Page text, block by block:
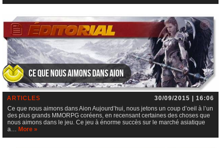
Ce que nous aimons dans Aion
ARTICLES
30/09/2015 | 16:06
Ce que nous aimons dans Aion Aujourd’hui, nous jetons un coup d’oeil à l’un
des plus grands MMORPG coréens, en recensant certaines des choses que
nous aimons dans le jeu. Ce jeu à énorme succès sur le marché asiatique
a… More »